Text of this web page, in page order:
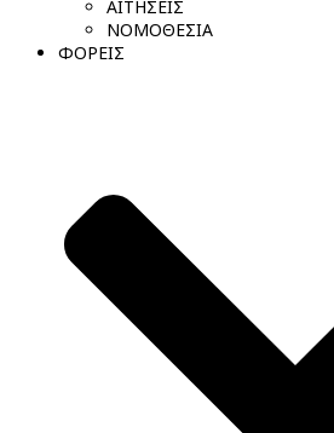
ΑΙΤΗΣΕΙΣ
ΝΟΜΟΘΕΣΙΑ
ΦΟΡΕΙΣ